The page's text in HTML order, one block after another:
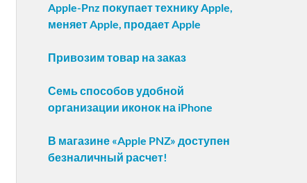
Apple-Pnz покупает технику Apple,
меняет Apple, продает Apple
Привозим товар на заказ
Семь способов удобной
организации иконок на iPhone
В магазине «Apple PNZ» доступен
безналичный расчет!